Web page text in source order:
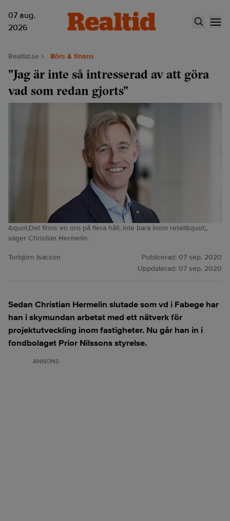
07 aug.
2026
Realtid.se Börs & finans
"Jag är inte så intresserad av att göra
vad som redan gjorts"
&quot;Det finns en oro på flera håll, inte bara inom retail&quot;,
säger Christian Hermelin.
Torbjörn Isacson Publicerad: 07 sep. 2020
Uppdaterad: 07 sep. 2020
Sedan Christian Hermelin slutade som vd i Fabege har
han i skymundan arbetat med ett nätverk för
projektutveckling inom fastigheter. Nu går han in i
fondbolaget Prior Nilssons styrelse.
ANNONS